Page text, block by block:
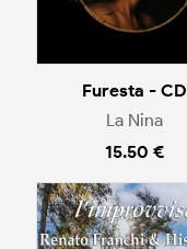
Furesta - CD
La Nina
15.50 €